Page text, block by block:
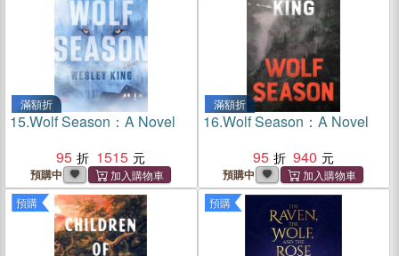
滿額折
15.Wolf Season：A Novel
95
1515
預購中
滿額折
16.Wolf Season：A Novel
95
940
預購中
預購 預購